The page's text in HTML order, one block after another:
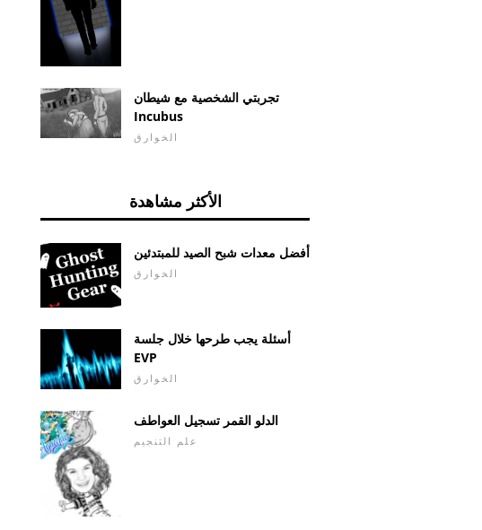
تجربتي الشخصية مع شيطان
Incubus
الخوارق
الأكثر مشاهدة
أفضل معدات شبح الصيد للمبتدئين
الخوارق
أسئلة يجب طرحها خلال جلسة
EVP
الخوارق
الدلو القمر تسجيل العواطف
علم التنجيم